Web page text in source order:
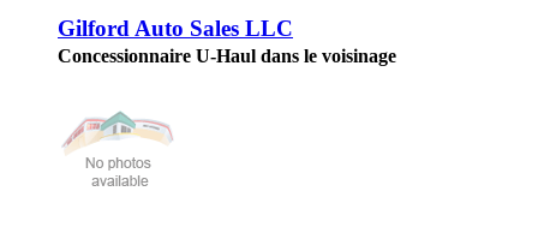
Gilford Auto Sales LLC
Concessionnaire U-Haul dans le voisinage